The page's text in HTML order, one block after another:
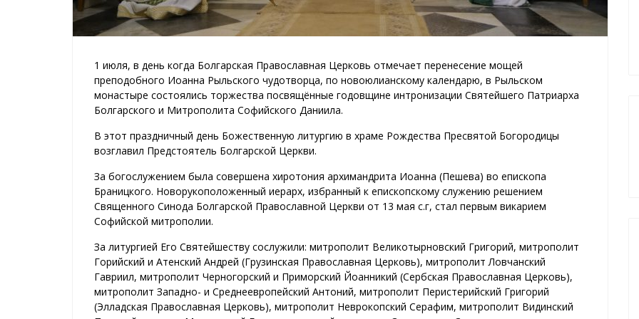
1 июля, в день когда Болгарская Православная Церковь отмечает перенесение мощей
преподобного Иоанна Рыльского чудотворца, по новоюлианскому календарю, в Рыльском
монастыре состоялись торжества посвящённые годовщине интронизации Святейшего Патриарха
Болгарского и Митрополита Софийского Даниила.
В этот праздничный день Божественную литургию в храме Рождества Пресвятой Богородицы
возглавил Предстоятель Болгарской Церкви.
За богослужением была совершена хиротония архимандрита Иоанна (Пешева) во епископа
Браницкого. Новорукоположенный иерарх, избранный к епископскому служению решением
Священного Синода Болгарской Православной Церкви от 13 мая с.г, стал первым викарием
Софийской митрополии.
За литургией Его Святейшеству сослужили: митрополит Великотырновский Григорий, митрополит
Горийский и Атенский Андрей (Грузинская Православная Церковь), митрополит Ловчанский
Гавриил, митрополит Черногорский и Приморский Йоанникий (Сербская Православная Церковь),
митрополит Западно- и Среднеевропейский Антоний, митрополит Перистерийский Григорий
(Элладская Православная Церковь), митрополит Неврокопский Серафим, митрополит Видинский